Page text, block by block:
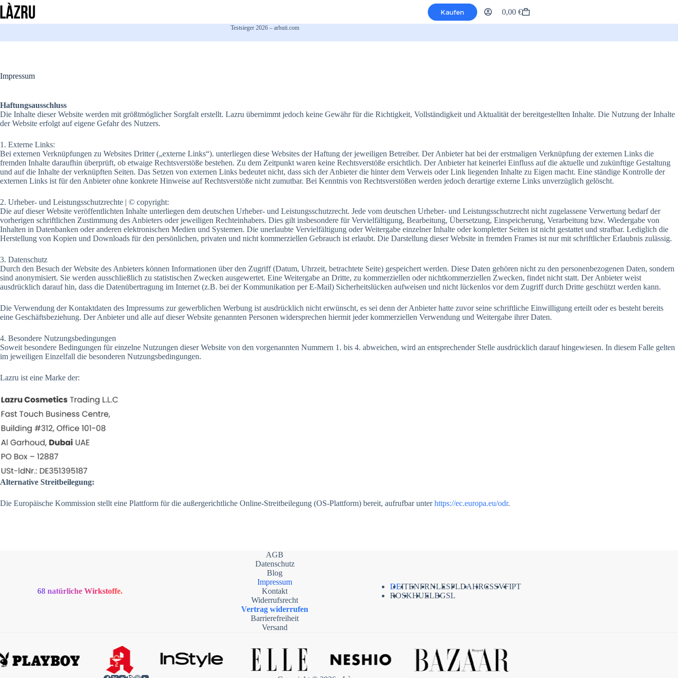
Zum
Inhalt
springen
Kaufen Warenkorb
0,00 €
Testsieger 2026 – arbuti.com
Impressum
Haftungsausschluss
Die Inhalte dieser Website werden mit größtmöglicher Sorgfalt erstellt. Lazru übernimmt jedoch keine Gewähr für die Richtigkeit, Vollständigkeit und Aktualität der bereitgestellten Inhalte. Die Nutzung der Inhalte
der Website erfolgt auf eigene Gefahr des Nutzers.
1. Externe Links:
Bei externen Verknüpfungen zu Websites Dritter („externe Links“). unterliegen diese Websites der Haftung der jeweiligen Betreiber. Der Anbieter hat bei der erstmaligen Verknüpfung der externen Links die
fremden Inhalte daraufhin überprüft, ob etwaige Rechtsverstöße bestehen. Zu dem Zeitpunkt waren keine Rechtsverstöße ersichtlich. Der Anbieter hat keinerlei Einfluss auf die aktuelle und zukünftige Gestaltung
und auf die Inhalte der verknüpften Seiten. Das Setzen von externen Links bedeutet nicht, dass sich der Anbieter die hinter dem Verweis oder Link liegenden Inhalte zu Eigen macht. Eine ständige Kontrolle der
externen Links ist für den Anbieter ohne konkrete Hinweise auf Rechtsverstöße nicht zumutbar. Bei Kenntnis von Rechtsverstößen werden jedoch derartige externe Links unverzüglich gelöscht.
2. Urheber- und Leistungsschutzrechte | © copyright:
Die auf dieser Website veröffentlichten Inhalte unterliegen dem deutschen Urheber- und Leistungsschutzrecht. Jede vom deutschen Urheber- und Leistungsschutzrecht nicht zugelassene Verwertung bedarf der
vorherigen schriftlichen Zustimmung des Anbieters oder jeweiligen Rechteinhabers. Dies gilt insbesondere für Vervielfältigung, Bearbeitung, Übersetzung, Einspeicherung, Verarbeitung bzw. Wiedergabe von
Inhalten in Datenbanken oder anderen elektronischen Medien und Systemen. Die unerlaubte Vervielfältigung oder Weitergabe einzelner Inhalte oder kompletter Seiten ist nicht gestattet und strafbar. Lediglich die
Herstellung von Kopien und Downloads für den persönlichen, privaten und nicht kommerziellen Gebrauch ist erlaubt. Die Darstellung dieser Website in fremden Frames ist nur mit schriftlicher Erlaubnis zulässig.
3. Datenschutz
Durch den Besuch der Website des Anbieters können Informationen über den Zugriff (Datum, Uhrzeit, betrachtete Seite) gespeichert werden. Diese Daten gehören nicht zu den personenbezogenen Daten, sondern
sind anonymisiert. Sie werden ausschließlich zu statistischen Zwecken ausgewertet. Eine Weitergabe an Dritte, zu kommerziellen oder nichtkommerziellen Zwecken, findet nicht statt. Der Anbieter weist
ausdrücklich darauf hin, dass die Datenübertragung im Internet (z.B. bei der Kommunikation per E-Mail) Sicherheitslücken aufweisen und nicht lückenlos vor dem Zugriff durch Dritte geschützt werden kann.
Die Verwendung der Kontaktdaten des Impressums zur gewerblichen Werbung ist ausdrücklich nicht erwünscht, es sei denn der Anbieter hatte zuvor seine schriftliche Einwilligung erteilt oder es besteht bereits
eine Geschäftsbeziehung. Der Anbieter und alle auf dieser Website genannten Personen widersprechen hiermit jeder kommerziellen Verwendung und Weitergabe ihrer Daten.
4. Besondere Nutzungsbedingungen
Soweit besondere Bedingungen für einzelne Nutzungen dieser Website von den vorgenannten Nummern 1. bis 4. abweichen, wird an entsprechender Stelle ausdrücklich darauf hingewiesen. In diesem Falle gelten
im jeweiligen Einzelfall die besonderen Nutzungsbedingungen.
Lazru ist eine Marke der:
Alternative Streitbeilegung:
Die Europäische Kommission stellt eine Plattform für die außergerichtliche Online-Streitbeilegung (OS-Plattform) bereit, aufrufbar unterhttps://ec.europa.eu/odr.
68 natürliche Wirkstoffe.
AGB
Datenschutz
Blog
Impressum
Kontakt
Widerrufsrecht
Vertrag widerrufen
Barrierefreiheit
Versand
DEITENFRNLESPLDAHRCSSVFIPT
ROSKHUELBGSL